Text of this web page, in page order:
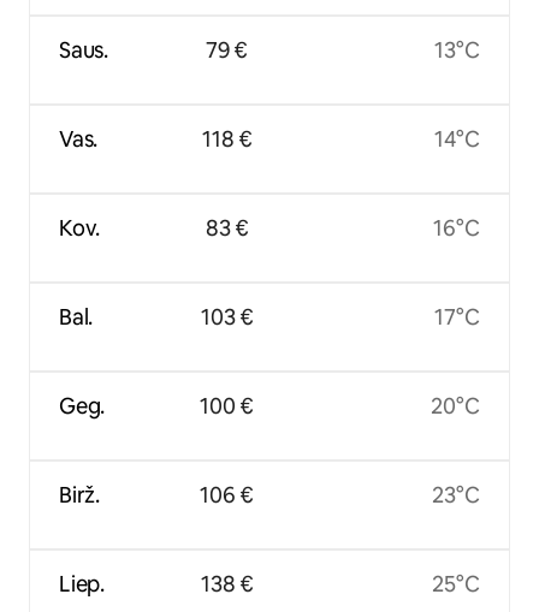
Saus.
Vas.
Kov.
Bal.
Geg.
Birž.
Liep.
79 €
118 €
83 €
103 €
100 €
106 €
138 €
13°C
14°C
16°C
17°C
20°C
23°C
25°C